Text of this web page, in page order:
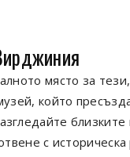
място за
който
близките
с